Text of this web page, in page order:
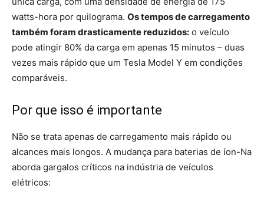
watts-hora por quilograma. Os tempos de carregamento
também foram drasticamente reduzidos: o veículo
pode atingir 80% da carga em apenas 15 minutos – duas
vezes mais rápido que um Tesla Model Y em condições
comparáveis.
Por que isso é importante
Não se trata apenas de carregamento mais rápido ou
alcances mais longos. A mudança para baterias de íon-Na
aborda gargalos críticos na indústria de veículos
elétricos: